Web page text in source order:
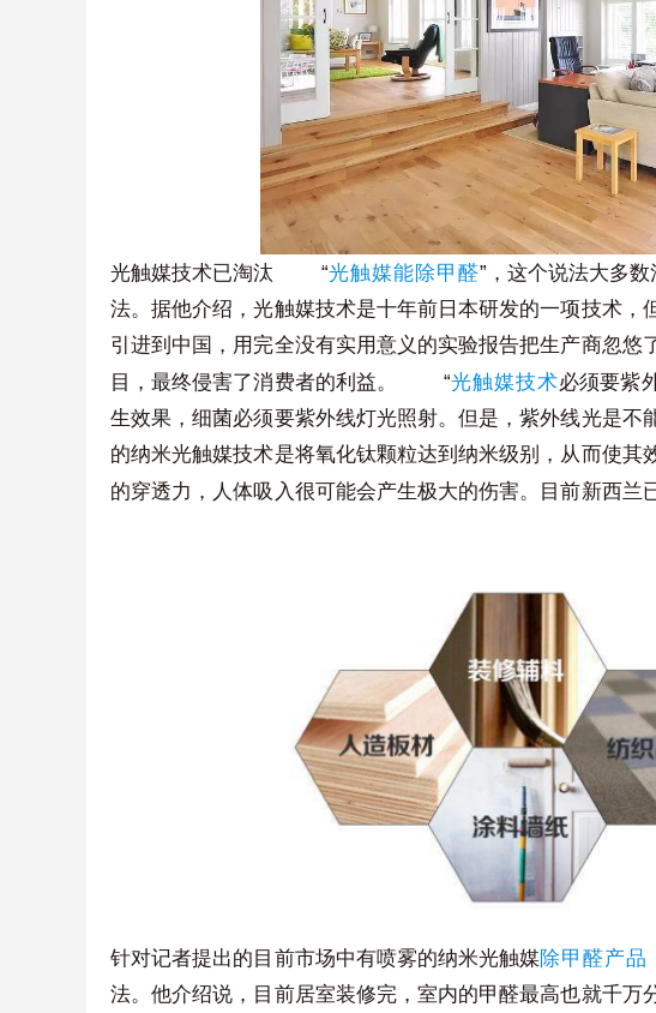
光触媒技术已淘汰 “光触媒能除甲醛” ，这个说法大多
法。据他介绍，光触媒技术是十年前日本研发的一项技术
引进到中国，用完全没有实用意义的实验报告把生产商忽悠
目，最终侵害了消费者的利益。
“光触媒技术必须要紫
生效果，细菌必须要紫外线灯光照射。但是，紫外线光是
的纳米光触媒技术是将氧化钛颗粒达到纳米级别，从而使其
的穿透力，人体吸入很可能会产生极大的伤害。目前新西兰
针对记者提出的目前市场中有喷雾的纳米光触媒除甲醛产品
法。他介绍说，目前居室装修完，室内的甲醛最高也就千万